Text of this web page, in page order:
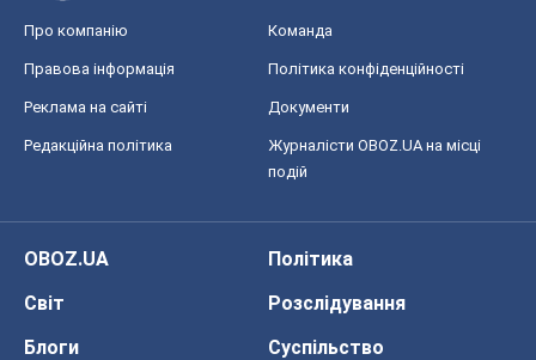
Про компанію Команда
Правова інформація Політика конфіденційності
Реклама на сайті Документи
Редакційна політика
Журналісти OBOZ.UA на місці
подій
OBOZ.UA
Політика
Світ
Розслідування
Блоги
Суспільство